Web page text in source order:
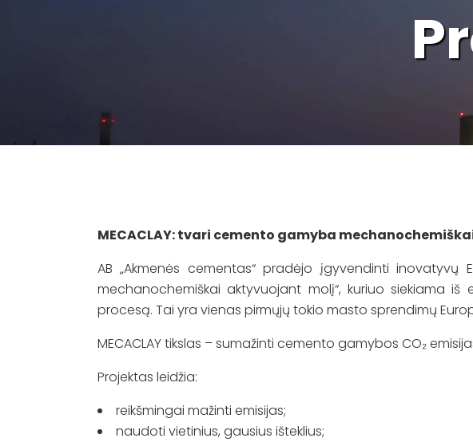
MECACLAY: tvari cemento gamyba
AB „Akmenės cementas“ pradėjo įgyvendinti inovatyvų
mechanochemiškai aktyvuojant molį“, kuriuo siekiama
procesą. Tai yra vienas pirmųjų tokio masto sprendimų
MECACLAY tikslas – sumažinti cemento gamybos CO₂
Projektas leidžia:
reikšmingai mažinti emisijas;
naudoti vietinius, gausius išteklius;